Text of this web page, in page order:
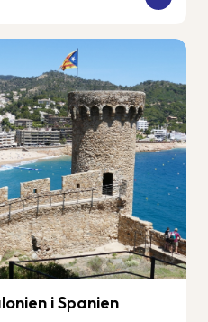
i Spanien